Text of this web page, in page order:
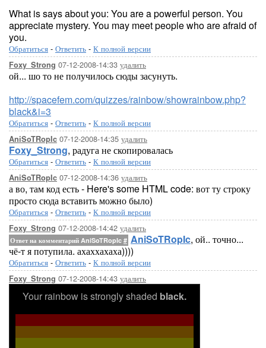
What is says about you: You are a powerful person. You
appreciate mystery. You may meet people who are afraid of
you.
Обратиться - Ответить - К полной версии
Foxy_Strong 07-12-2008-14:33 удалить
ой... шо то не получилось сюды засунуть.
http://spacefem.com/quizzes/rainbow/showrainbow.php?
black&i=3
Обратиться - Ответить - К полной версии
AniSoTRopIc 07-12-2008-14:35 удалить
Foxy_Strong, радуга не скопировалась
Обратиться - Ответить - К полной версии
AniSoTRopIc 07-12-2008-14:36 удалить
а во, там код есть - Here's some HTML code: вот ту строку
просто сюда вставить можно было)
Обратиться - Ответить - К полной версии
Foxy_Strong 07-12-2008-14:42 удалить
Ответ на комментарий AniSoTRopIc # AniSoTRopIc, ой.. точно...
чё-т я потупила. ахаххахаха))))
Обратиться - Ответить - К полной версии
Foxy_Strong 07-12-2008-14:43 удалить
Your rainbow is strongly shaded black.